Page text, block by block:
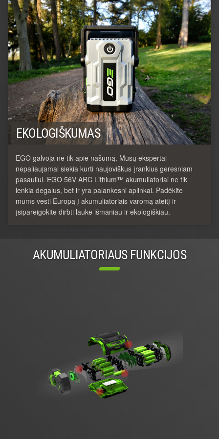
EKOLOGIŠKUMAS
EGO galvoja ne tik apie našumą. Mūsų ekspertai
nepaliaujamai siekia kurti naujoviškus įrankius geresniam
pasauliui. EGO 56V ARC Lithium™ akumuliatoriai ne tik
lenkia degalus, bet ir yra palankesni aplinkai. Padėkite
mums vesti Europą į akumuliatoriais varomą ateitį ir
įsipareigokite dirbti lauke išmaniau ir ekologiškiau.
AKUMULIATORIAUS FUNKCIJOS